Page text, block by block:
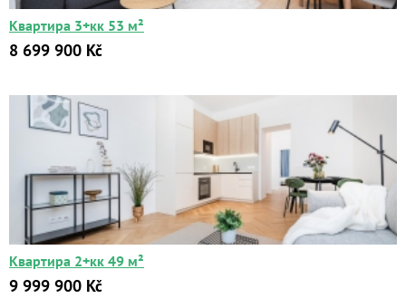
Квартира 3+кк 53 м²
8 699 900 Kč
Квартира 2+кк 49 м²
9 999 900 Kč